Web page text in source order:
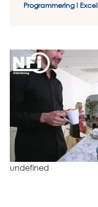
Programmering i Excel
undefined